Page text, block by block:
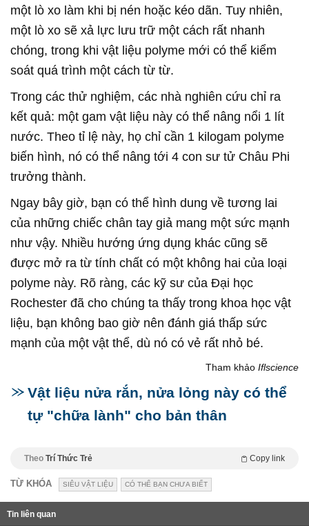
một lò xo làm khi bị nén hoặc kéo dãn. Tuy nhiên,
một lò xo sẽ xả lực lưu trữ một cách rất nhanh
chóng, trong khi vật liệu polyme mới có thể kiểm
soát quá trình một cách từ từ.
Trong các thử nghiệm, các nhà nghiên cứu chỉ ra
kết quả: một gam vật liệu này có thể nâng nổi 1 lít
nước. Theo tỉ lệ này, họ chỉ cần 1 kilogam polyme
biến hình, nó có thể nâng tới 4 con sư tử Châu Phi
trưởng thành.
Ngay bây giờ, bạn có thể hình dung về tương lai
của những chiếc chân tay giả mang một sức mạnh
như vậy. Nhiều hướng ứng dụng khác cũng sẽ
được mở ra từ tính chất có một không hai của loại
polyme này. Rõ ràng, các kỹ sư của Đại học
Rochester đã cho chúng ta thấy trong khoa học vật
liệu, bạn không bao giờ nên đánh giá thấp sức
mạnh của một vật thể, dù nó có vẻ rất nhỏ bé.
Tham khảo Iflscience
Vật liệu nửa rắn, nửa lỏng này có thể
tự "chữa lành" cho bản thân
Theo Trí Thức Trẻ Copy link
TỪ KHÓA SIÊU VẬT LIỆU CÓ THỂ BẠN CHƯA BIẾT
Tin liên quan